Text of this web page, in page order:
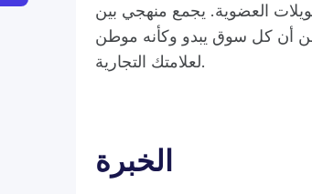
العضوية. يجمع منهجي بين
من أن كل سوق يبدو وكأنه موطن
لعلامتك التجارية.
الخبرة